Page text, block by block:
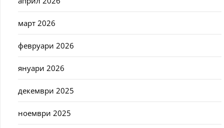
март 2026
февруари 2026
януари 2026
декември 2025
ноември 2025